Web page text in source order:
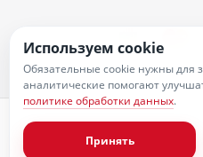
Согласие на обработку
Публичная оферта
Используем cookie
Обязательные cookie нужны для
аналитические помогают
политике обработки данных.
Принять